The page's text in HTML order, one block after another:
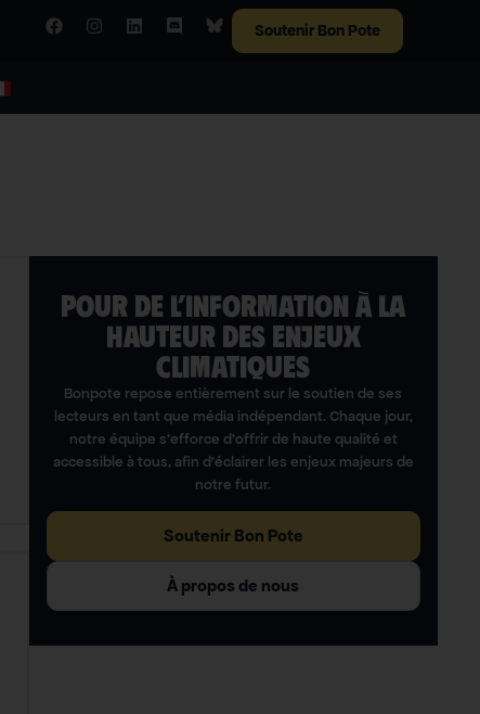
Soutenir Bon Pote
POUR DE L’INFORMATION À LA
HAUTEUR DES ENJEUX
CLIMATIQUES
Bonpote repose entièrement sur le soutien de ses
lecteurs en tant que média indépendant. Chaque jour,
notre équipe s’efforce d’offrir de haute qualité et
accessible à tous, afin d’éclairer les enjeux majeurs de
notre futur.
Soutenir Bon Pote
À propos de nous